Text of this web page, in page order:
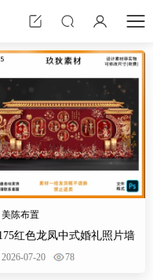
美陈布置
红色龙凤中式婚礼照片墙
迎宾区背景布置效果图KT
2026-07-20 78